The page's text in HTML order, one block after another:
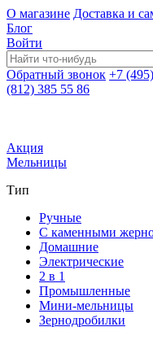
О магазине Доставка и
Блог
Войти
Обратный звонок +7
(812) 385 55 86
Акция
Мельницы
Тип
Ручные
С каменными
Домашние
Электрические
2 в 1
Промышленные
Мини-мельницы
Зернодробилки